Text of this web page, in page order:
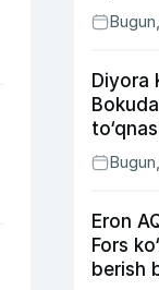
ham
Diyora
Eron
Fors
berish